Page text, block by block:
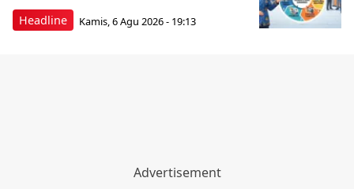
Headline Kamis, 6 Agu 2026 - 19:13